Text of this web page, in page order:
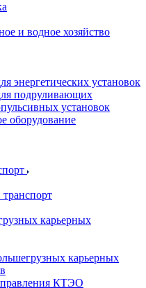
и водное хозяйство
энергетических установок
подруливающих
установок
оборудование
транспорт
карьерных
карьерных
КТЭО